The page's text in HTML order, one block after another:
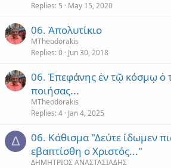
Replies 5 May 15, 2020
06. Ἀπολυτίκιο
MTheodorakis
Replies 0 Jun 30, 2018
06. Ἐπεφάνης ἐν τῷ κόσμῳ ὁ
ποιήσας...
MTheodorakis
Replies 4 Jan 4, 2025
Δ
06. Κάθισμα "Δεύτε ίδωμεν
εβαπτίσθη ο Χριστός..."
ΔΗΜΗΤΡΙΟΣ ΑΝΑΣΤΑΣΙΑΔΗΣ